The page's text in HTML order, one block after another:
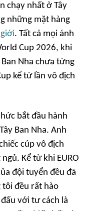
chạy nhất ở Tây
những mặt hàng
. Tất cả mọi ánh
Cup 2026, khi
Nha chưa từng
kể từ lần vô địch
bắt đầu hành
Ban Nha. Anh
cúp vô địch
Kể từ khi EURO
đội tuyển đều đã
tôi đều rất hào
với tư cách là